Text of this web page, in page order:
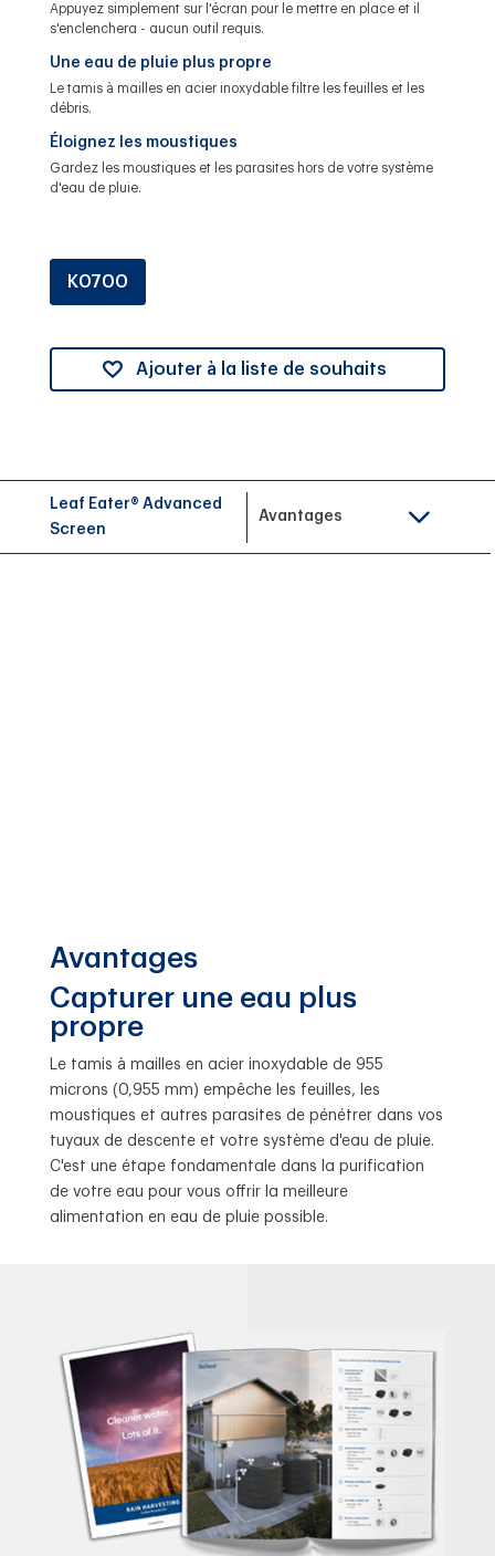
Appuyez simplement sur l'écran pour le mettre en place et il
s'enclenchera - aucun outil requis.
Une eau de pluie plus propre
Le tamis à mailles en acier inoxydable filtre les feuilles et les
débris.
Éloignez les moustiques
Gardez les moustiques et les parasites hors de votre système
d'eau de pluie.
K0700
Ajouter à la liste de souhaits
Leaf Eater® Advanced
Screen
Avantages
Avantages
Capturer une eau plus
propre
Le tamis à mailles en acier inoxydable de 955
microns (0,955 mm) empêche les feuilles, les
moustiques et autres parasites de pénétrer dans vos
tuyaux de descente et votre système d'eau de pluie.
C'est une étape fondamentale dans la purification
de votre eau pour vous offrir la meilleure
alimentation en eau de pluie possible.